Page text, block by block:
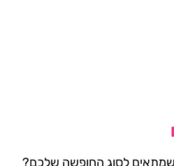
שמתאים לסוג החופשה שלכם?